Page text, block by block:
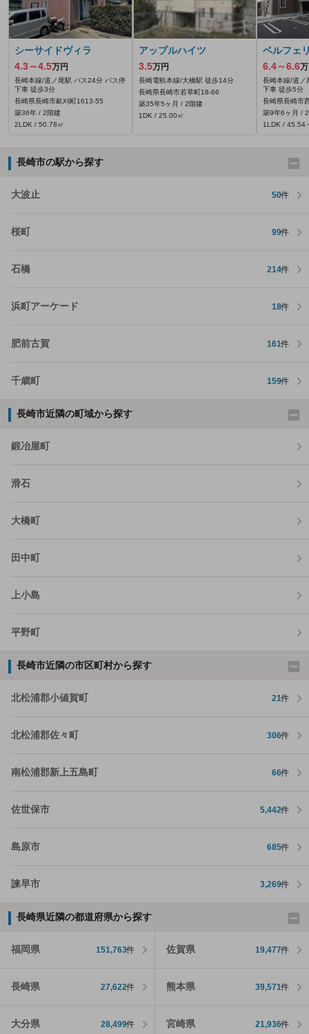
シーサイドヴィラ
4.3～4.5万円
長崎本線/道ノ尾駅 バス24分 バス停
下車 徒歩3分
長崎県長崎市畝刈町1613‐55
築36年 / 2階建
2LDK / 50.78㎡
アップルハイツ
3.5万円
長崎電軌本線/大橋駅 徒歩14分
長崎県長崎市若草町18-66
築35年5ヶ月 / 2階建
1DK / 25.00㎡
ベルフェ
6.4～6.6
長崎本線/道ノ
下車 徒歩5分
長崎県長崎市
築9年6ヶ月 /
1LDK / 45.54
長崎市の駅から探す
大波止 50件
桜町 99件
石橋 214件
浜町アーケード 18件
肥前古賀 161件
千歳町 159件
長崎市近隣の町域から探す
鍛冶屋町
滑石
大橋町
田中町
上小島
平野町
長崎市近隣の市区町村から探す
北松浦郡小値賀町 21件
北松浦郡佐々町 306件
南松浦郡新上五島町 66件
佐世保市 5,442件
島原市 685件
諫早市 3,269件
長崎県近隣の都道府県から探す
福岡県 151,763件 佐賀県 19,477件
長崎県 27,622件 熊本県 39,571件
大分県 28,499件 宮崎県 21,936件